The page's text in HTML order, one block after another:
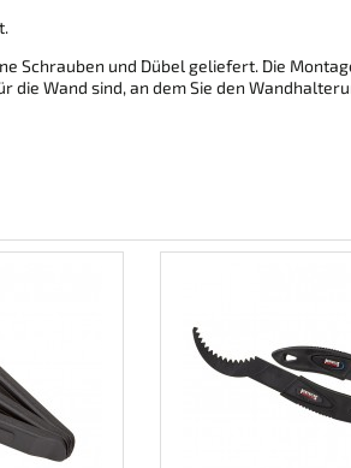
Schrauben und Dübel geliefert. Die
die Wand sind, an dem Sie den